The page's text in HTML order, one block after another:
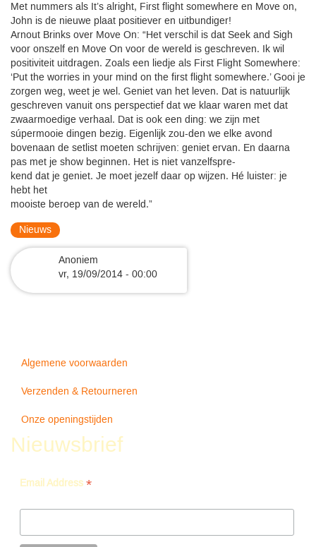
Met nummers als It’s alright, First flight somewhere en Move on,
John is de nieuwe plaat positiever en uitbundiger!
Arnout Brinks over Move On: “Het verschil is dat Seek and Sigh
voor onszelf en Move On voor de wereld is geschreven. Ik wil
positiviteit uitdragen. Zoals een liedje als First Flight Somewhere:
‘Put the worries in your mind on the first flight somewhere.’ Gooi je
zorgen weg, weet je wel. Geniet van het leven. Dat is natuurlijk
geschreven vanuit ons perspectief dat we klaar waren met dat
zwaarmoedige verhaal. Dat is ook een ding: we zijn met
súpermooie dingen bezig. Eigenlijk zou-den we elke avond
bovenaan de setlist moeten schrijven: geniet ervan. En daarna
pas met je show beginnen. Het is niet vanzelfspre-
kend dat je geniet. Je moet jezelf daar op wijzen. Hé luister: je
hebt het
mooiste beroep van de wereld.”
Nieuws
Anoniem
vr, 19/09/2014 - 00:00
Algemene voorwaarden
Verzenden & Retourneren
Onze openingstijden
Nieuwsbrief
Email Address *